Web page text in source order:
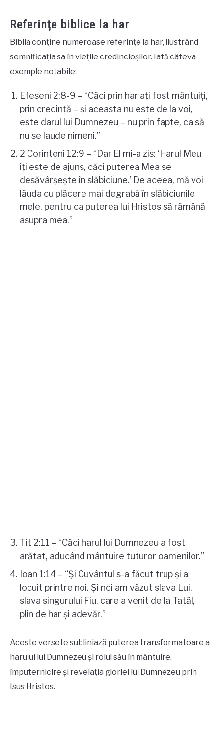
Referințe biblice la har
Biblia conține numeroase referințe la har, ilustrând
semnificația sa în viețile credincioșilor. Iată câteva
exemple notabile:
Efeseni 2:8-9 – “Căci prin har ați fost mântuiți,
prin credință – și aceasta nu este de la voi,
este darul lui Dumnezeu – nu prin fapte, ca să
nu se laude nimeni.”
2 Corinteni 12:9 – “Dar El mi-a zis: ‘Harul Meu
îți este de ajuns, căci puterea Mea se
desăvârșește în slăbiciune.’ De aceea, mă voi
lăuda cu plăcere mai degrabă în slăbiciunile
mele, pentru ca puterea lui Hristos să rămână
asupra mea.”
Tit 2:11 – “Căci harul lui Dumnezeu a fost
arătat, aducând mântuire tuturor oamenilor.”
Ioan 1:14 – “Și Cuvântul s-a făcut trup și a
locuit printre noi. Și noi am văzut slava Lui,
slava singurului Fiu, care a venit de la Tatăl,
plin de har și adevăr.”
Aceste versete subliniază puterea transformatoare a
harului lui Dumnezeu și rolul său în mântuire,
împuternicire și revelația gloriei lui Dumnezeu prin
Isus Hristos.